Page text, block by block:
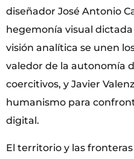
diseñador José Antonio
hegemonía visual
visión analítica se unen
valedor de la autonomía
coercitivos, y Javier
humanismo para
digital.
El territorio y las